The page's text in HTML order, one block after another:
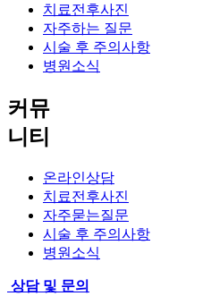
치료전후사진
자주하는 질문
시술 후 주의사항
병원소식
커뮤
니티
온라인상담
치료전후사진
자주묻는질문
시술 후 주의사항
병원소식
상담 및 문의